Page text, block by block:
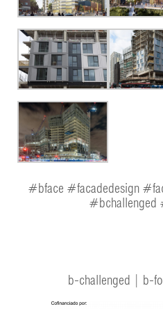
#bface #facadedesign
#bchallenged
b-challenged | b-